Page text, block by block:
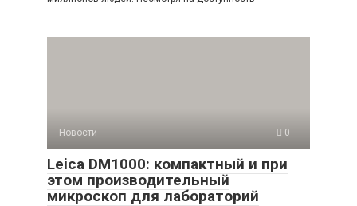
Новости 0
Leica DM1000: компактный и при
этом производительный
микроскоп для лабораторий